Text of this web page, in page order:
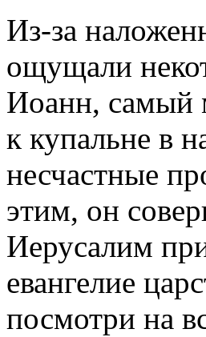
Из-за
ощущали
Иоанн, самый
к купальне в
несчастные
этим, он
Иерусалим
евангелие
посмотри на